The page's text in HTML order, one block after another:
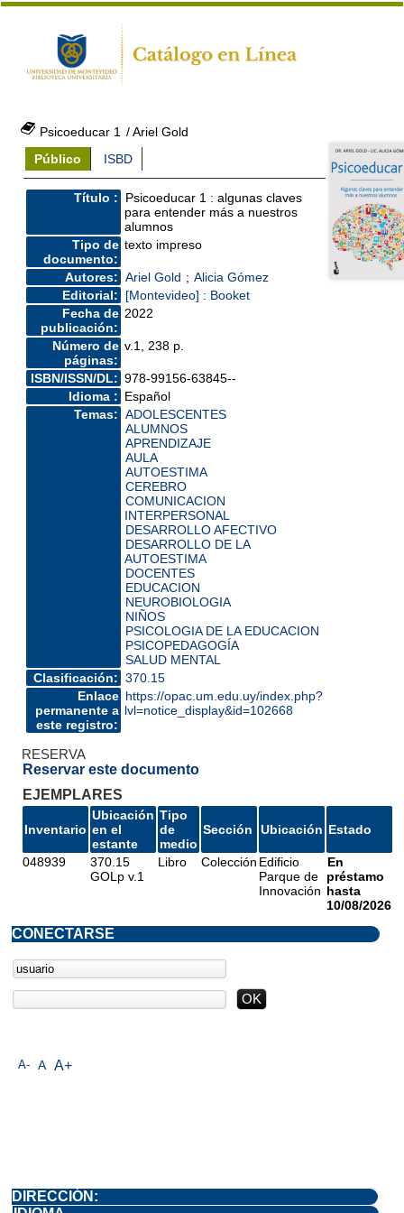
Psicoeducar 1 / Ariel Gold
Público
ISBD
Título :
Psicoeducar 1 : algunas claves
para entender más a nuestros
alumnos
Tipo de
documento:
texto impreso
Autores: Ariel Gold ; Alicia Gómez
Editorial:
[Montevideo] : Booket
Fecha de
publicación:
2022
Número de
páginas:
v.1, 238 p.
ISBN/ISSN/DL: 978-99156-63845--
Idioma : Español
Temas: ADOLESCENTES
ALUMNOS
APRENDIZAJE
AULA
AUTOESTIMA
CEREBRO
COMUNICACION
INTERPERSONAL
DESARROLLO AFECTIVO
DESARROLLO DE LA
AUTOESTIMA
DOCENTES
EDUCACION
NEUROBIOLOGIA
NIÑOS
PSICOLOGIA DE LA EDUCACION
PSICOPEDAGOGÍA
SALUD MENTAL
Clasificación: 370.15
Enlace
permanente a
este registro:
https://opac.um.edu.uy/index.php?
lvl=notice_display&id=102668
RESERVA
Reservar este documento
EJEMPLARES
Inventario
Ubicación
en el
estante
Tipo
de
medio
Sección Ubicación Estado
048939
370.15
GOLp v.1
Libro Colección Edificio
Parque de
Innovación
En
préstamo
hasta
10/08/2026
A- A A+
CONECTARSE
DIRECCIÓN: